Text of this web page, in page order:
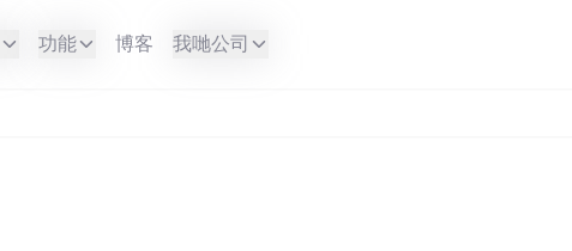
功能 博客 我哋公司